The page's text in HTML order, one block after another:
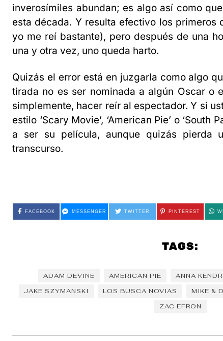
inverosímiles abundan; es algo así como
esta década. Y resulta efectivo los primeros
yo me reí bastante), pero después de una
una y otra vez, uno queda harto.
Quizás el error está en juzgarla como algo
tirada no es ser nominada a algún Oscar o
simplemente, hacer reír al espectador. Y si
estilo ‘Scary Movie’, ‘American Pie’ o ‘South
a ser su película, aunque quizás pierda
transcurso.
FACEBOOK MESSENGER TWITTER PINTEREST
TAGS:
ADAM DEVINE AMERICAN PIE ANNA
JAKE SZYMANSKI
LOS BUSCA NOVIAS MIKE &
ZAC EFRON